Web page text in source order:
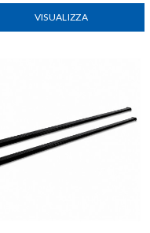
VISUALIZZA